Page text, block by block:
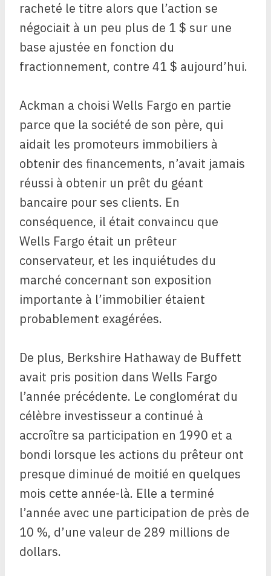
racheté le titre alors que l’action se
négociait à un peu plus de 1 $ sur une
base ajustée en fonction du
fractionnement, contre 41 $ aujourd’hui.
Ackman a choisi Wells Fargo en partie
parce que la société de son père, qui
aidait les promoteurs immobiliers à
obtenir des financements, n’avait jamais
réussi à obtenir un prêt du géant
bancaire pour ses clients. En
conséquence, il était convaincu que
Wells Fargo était un prêteur
conservateur, et les inquiétudes du
marché concernant son exposition
importante à l’immobilier étaient
probablement exagérées.
De plus, Berkshire Hathaway de Buffett
avait pris position dans Wells Fargo
l’année précédente. Le conglomérat du
célèbre investisseur a continué à
accroître sa participation en 1990 et a
bondi lorsque les actions du prêteur ont
presque diminué de moitié en quelques
mois cette année-là. Elle a terminé
l’année avec une participation de près de
10 %, d’une valeur de 289 millions de
dollars.